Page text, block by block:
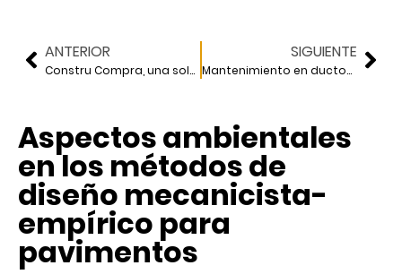
ANTERIOR
Constru Compra, una solución para un 2021 complicado
SIGUIENTE
Mantenimiento en ductos de distribución de gas natural en Nuevo León
Aspectos ambientales
en los métodos de
diseño mecanicista-
empírico para
pavimentos